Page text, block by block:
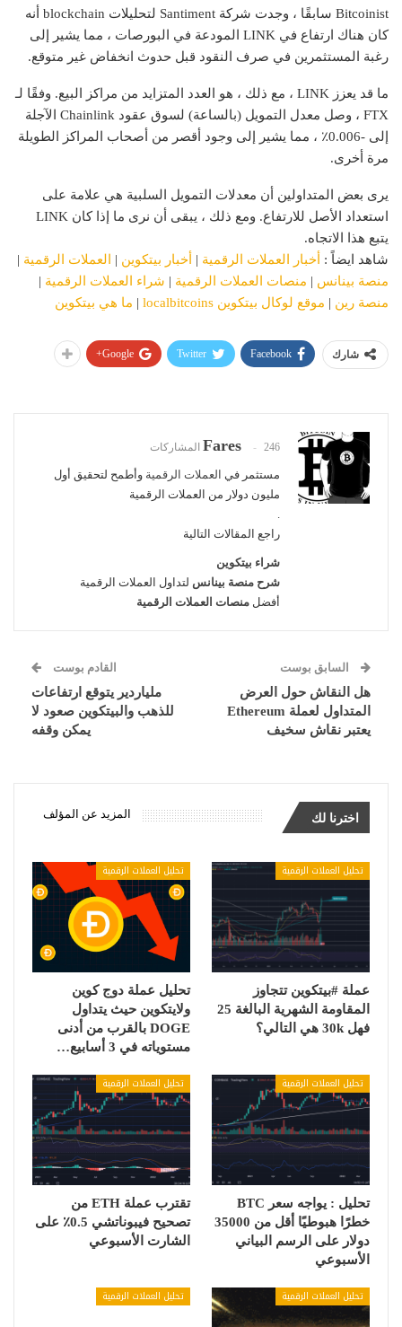
Bitcoinist سابقًا ، وجدت شركة Santiment لتحليلات blockchain أنه
كان هناك ارتفاع في LINK المودعة في البورصات ، مما يشير إلى
رغبة المستثمرين في صرف النقود قبل حدوث انخفاض غير متوقع.
ما قد يعزز LINK ، مع ذلك ، هو العدد المتزايد من مراكز البيع. وفقًا لـ
FTX ، وصل معدل التمويل (بالساعة) لسوق عقود Chainlink الآجلة
إلى -0.006٪ ، مما يشير إلى وجود أقصر من أصحاب المراكز الطويلة
مرة أخرى.
يرى بعض المتداولين أن معدلات التمويل السلبية هي علامة على
استعداد الأصل للارتفاع. ومع ذلك ، يبقى أن نرى ما إذا كان LINK
يتبع هذا الاتجاه.
شاهد ايضاً : أخبار العملات الرقمية | أخبار بيتكوين | العملات الرقمية |
منصة بينانس | منصات العملات الرقمية | شراء العملات الرقمية |
منصة رين | موقع لوكال بيتكوين localbitcoins | ما هي بيتكوين
شارك Facebook
Twitter
Google+
Fares 246 المشاركات
مستثمر في العملات الرقمية وأطمح لتحقيق أول
مليون دولار من العملات الرقمية
.
راجع المقالات التالية
شراء بيتكوين
شرح منصة بينانس لتداول العملات الرقمية
أفضل منصات العملات الرقمية
السابق بوست
هل النقاش حول العرض
المتداول لعملة Ethereum
يعتبر نقاش سخيف
القادم بوست
ملياردير يتوقع ارتفاعات
للذهب والبيتكوين صعود لا
يمكن وقفه
اخترنا لك المزيد عن المؤلف
تحليل العملات الرقمية
عملة #بيتكوين تتجاوز
المقاومة الشهرية البالغة 25
فهل 30k هي التالي؟
تحليل العملات الرقمية
تحليل عملة دوج كوين
ولايتكوين حيث يتداول
DOGE بالقرب من أدنى
مستوياته في 3 أسابيع…
تحليل العملات الرقمية
تحليل : يواجه سعر BTC
خطرًا هبوطيًا أقل من 35000
دولار على الرسم البياني
الأسبوعي
تحليل العملات الرقمية
تقترب عملة ETH من
تصحيح فيبوناتشي 0.5٪ على
الشارت الأسبوعي
تحليل العملات الرقمية تحليل العملات الرقمية